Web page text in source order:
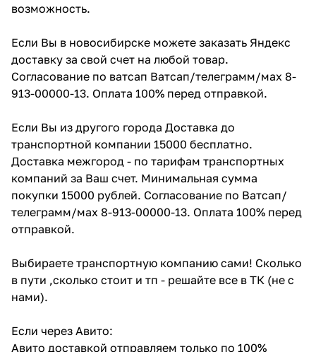
возможность.
Если Вы в новосибирске можете заказать Яндекс
доставку за свой счет на любой товар.
Согласование по ватсап Ватсап/телеграмм/мах 8-
913-00000-13. Оплата 100% перед отправкой.
Если Вы из другого города Доставка до
транспортной компании 15000 бесплатно.
Доставка межгород - по тарифам транспортных
компаний за Ваш счет. Минимальная сумма
покупки 15000 рублей. Согласование по Ватсап/
телеграмм/мах 8-913-00000-13. Оплата 100% перед
отправкой.
Выбираете транспортную компанию сами! Сколько
в пути ,сколько стоит и тп - решайте все в ТК (не с
нами).
Если через Авито:
Авито доставкой отправляем только по 100%